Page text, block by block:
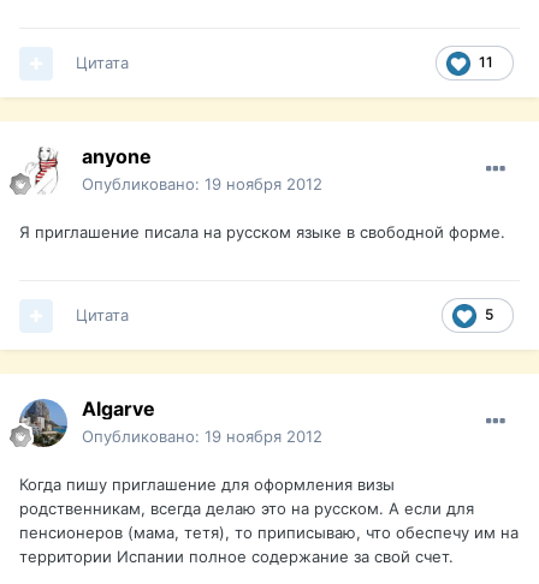
11
Цитата
anyone
Опубликовано: 19 ноября 2012
Я приглашение писала на русском языке в свободной форме.
5
Цитата
Algarve
Опубликовано: 19 ноября 2012
Когда пишу приглашение для оформления визы
родственникам, всегда делаю это на русском. А если для
пенсионеров (мама, тетя), то приписываю, что обеспечу им на
территории Испании полное содержание за свой счет.